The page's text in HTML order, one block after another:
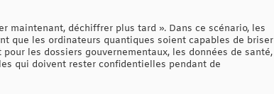
maintenant, déchiffrer plus tard ». Dans ce scénario, les
que les ordinateurs quantiques soient capables de briser
les dossiers gouvernementaux, les données de santé,
qui doivent rester confidentielles pendant de